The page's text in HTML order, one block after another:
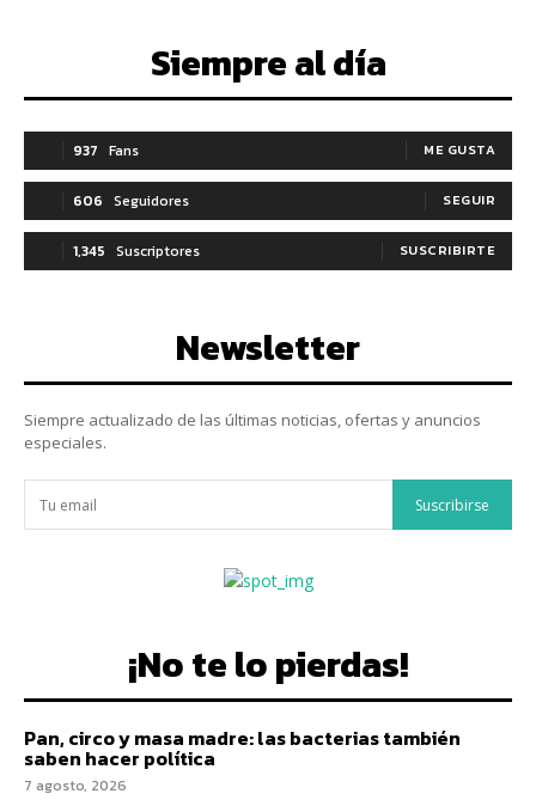
Siempre al día
937 Fans ME GUSTA
606 Seguidores SEGUIR
1,345 Suscriptores SUSCRIBIRTE
Newsletter
Siempre actualizado de las últimas noticias, ofertas y anuncios
especiales.
Suscribirse
¡No te lo pierdas!
Pan, circo y masa madre: las bacterias también
saben hacer política
7 agosto, 2026